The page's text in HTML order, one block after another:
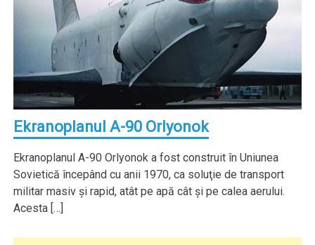
Ekranoplanul A-90 Orlyonok
Ekranoplanul A-90 Orlyonok a fost construit în Uniunea
Sovietică începând cu anii 1970, ca soluţie de transport
militar masiv şi rapid, atât pe apă cât şi pe calea aerului.
Acesta […]